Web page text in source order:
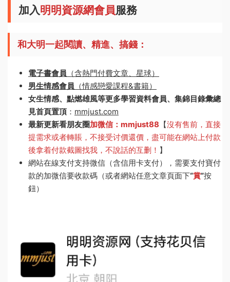
加入明明資源網會員服務
和大明一起閱讀、精進、搞錢：
電子書會員 （含熱門付費文章、星球）
男生情感會員 （情感戀愛課程&書籍）
女生情感、點燃雄風等更多學習資料會員、集錦目錄彙總
見首頁置頂 ： mmjust.com
最新更新看朋友圈加微信：mmjust88 【沒有售前，直接
提需求或者轉賬，不接受讨價還價，盡可能在網站上付款
後拿着付款截圖找我，不說話的互删！ 】
網站在線支付支持微信（含信用卡支付），需要支付寶付
款的加微信要收款碼（或者網站任意文章頁面下“賞”按
鈕）